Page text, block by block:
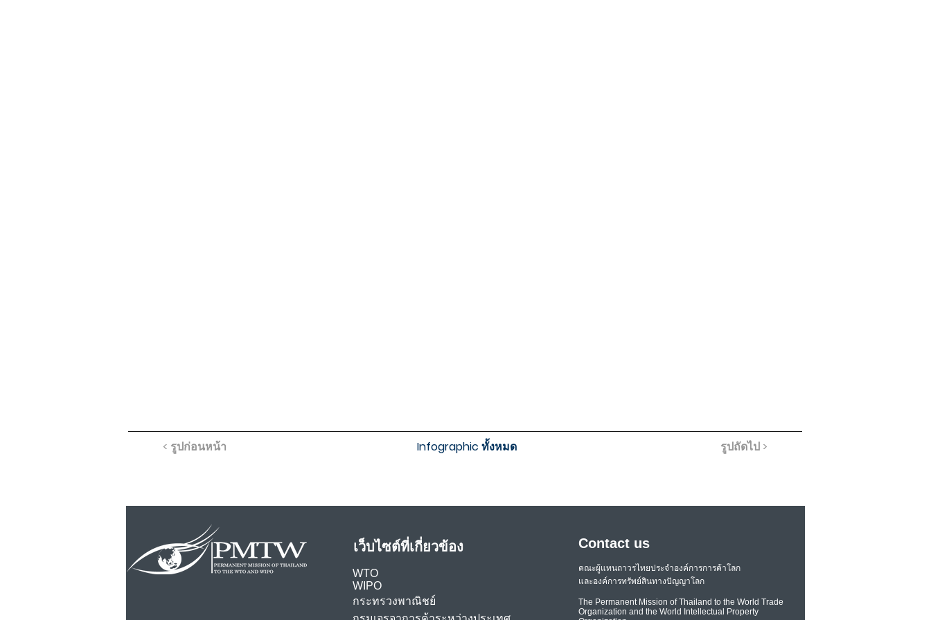
< รูปก่อนหน้า Infographic ทั้งหมด รูปถัดไป >
เว็บไซต์ที่เกี่ยวข้อง
WTO
WIPO
กระทรวงพาณิชย์
Contact us
คณะผู้แทนถาวรไทยประจำองค์การการค้าโลก
และองค์การทรัพย์สินทางปัญญาโลก
The Permanent Mission of Thailand to the World Trade
Organization and the World Intellectual Property